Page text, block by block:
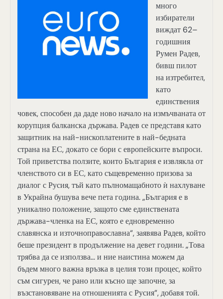
много
избиратели
виждат 62–
годишния
Румен Радев,
бивш пилот
на изтребител,
като
единствения
човек, способен да даде ново начало на измъчваната от
корупция балканска държава. Радев се представя като
защитник на най-нископлатените в най-бедната
страна на ЕС, докато се бори с европейските въпроси.
Той приветства ползите, които България е извлякла от
членството си в ЕС, като същевременно призова за
диалог с Русия, тъй като пълномащабното ѝ нахлуване
в Украйна бушува вече пета година. „България е в
уникално положение, защото сме единствената
държава-членка на ЕС, която е едновременно
славянска и източноправославна“, заявява Радев, който
беше президент в продължение на девет години. „Това
трябва да се използва… и ние наистина можем да
бъдем много важна връзка в целия този процес, който
съм сигурен, че рано или късно ще започне, за
възстановяване на отношенията с Русия“, добавя той.